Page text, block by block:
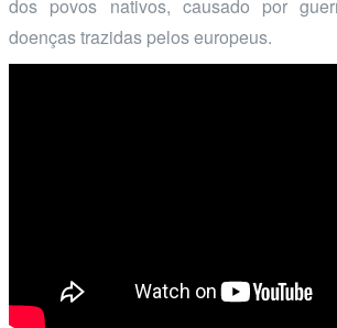
dos povos nativos, causado por
doenças trazidas pelos europeus.